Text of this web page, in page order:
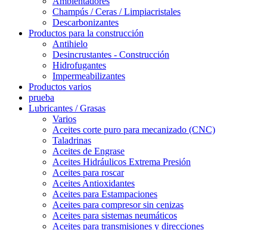
Champús / Ceras / Limpiacristales
Descarbonizantes
Productos para la construcción
Antihielo
Desincrustantes - Construcción
Hidrofugantes
Impermeabilizantes
Productos varios
prueba
Lubricantes / Grasas
Varios
Aceites corte puro para mecanizado (CNC)
Taladrinas
Aceites de Engrase
Aceites Hidráulicos Extrema Presión
Aceites para roscar
Aceites Antioxidantes
Aceites para Estampaciones
Aceites para compresor sin cenizas
Aceites para sistemas neumáticos
Aceites para transmisiones y direcciones